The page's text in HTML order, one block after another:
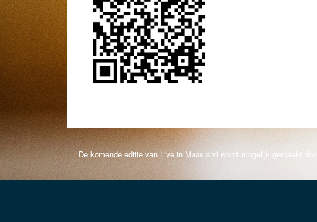
De komende editie van Live in Maasland wordt mogelijk gemaakt door: